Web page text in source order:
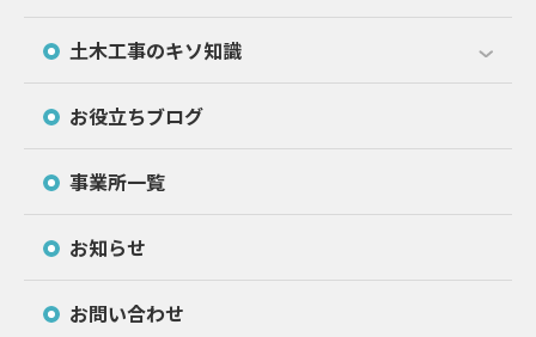
土木工事のキソ知識
お役立ちブログ
事業所一覧
お知らせ
お問い合わせ